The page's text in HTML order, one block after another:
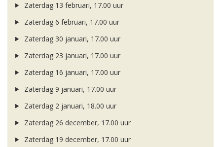
Zaterdag 13 februari, 17.00 uur
Zaterdag 6 februari, 17.00 uur
Zaterdag 30 januari, 17.00 uur
Zaterdag 23 januari, 17.00 uur
Zaterdag 16 januari, 17.00 uur
Zaterdag 9 januari, 17.00 uur
Zaterdag 2 januari, 18.00 uur
Zaterdag 26 december, 17.00 uur
Zaterdag 19 december, 17.00 uur